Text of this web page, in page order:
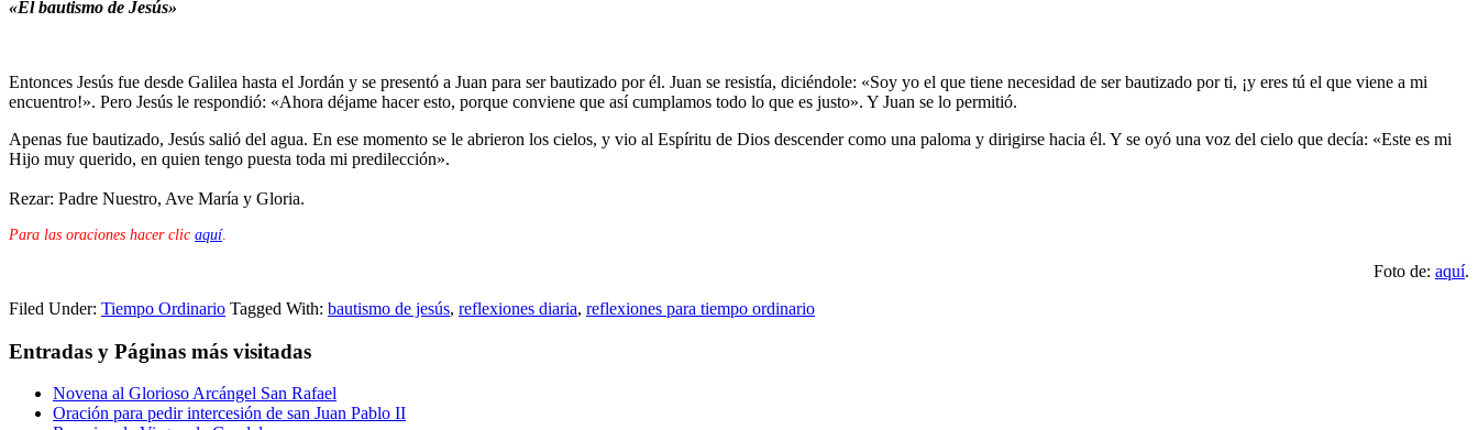
«El bautismo de Jesús»
Entonces Jesús fue desde Galilea hasta el Jordán y se presentó a Juan para ser bautizado por él. Juan se resistía, diciéndole: «Soy yo el que tiene necesidad de ser bautizado por ti, ¡y eres tú el que viene a mi
encuentro!». Pero Jesús le respondió: «Ahora déjame hacer esto, porque conviene que así cumplamos todo lo que es justo». Y Juan se lo permitió.
Apenas fue bautizado, Jesús salió del agua. En ese momento se le abrieron los cielos, y vio al Espíritu de Dios descender como una paloma y dirigirse hacia él. Y se oyó una voz del cielo que decía: «Este es mi
Hijo muy querido, en quien tengo puesta toda mi predilección».
Rezar: Padre Nuestro, Ave María y Gloria.
Para las oraciones hacer clic aquí.
Foto de: aquí.
Filed Under: Tiempo Ordinario Tagged With: bautismo de jesús, reflexiones diaria, reflexiones para tiempo ordinario
Entradas y Páginas más visitadas
Novena al Glorioso Arcángel San Rafael
Oración para pedir intercesión de san Juan Pablo II